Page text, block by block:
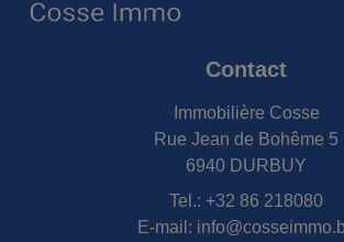
Contact
Immobilière Cosse
Rue Jean de Bohême 5
6940 DURBUY
Tel.: +32 86 218080
E-mail: